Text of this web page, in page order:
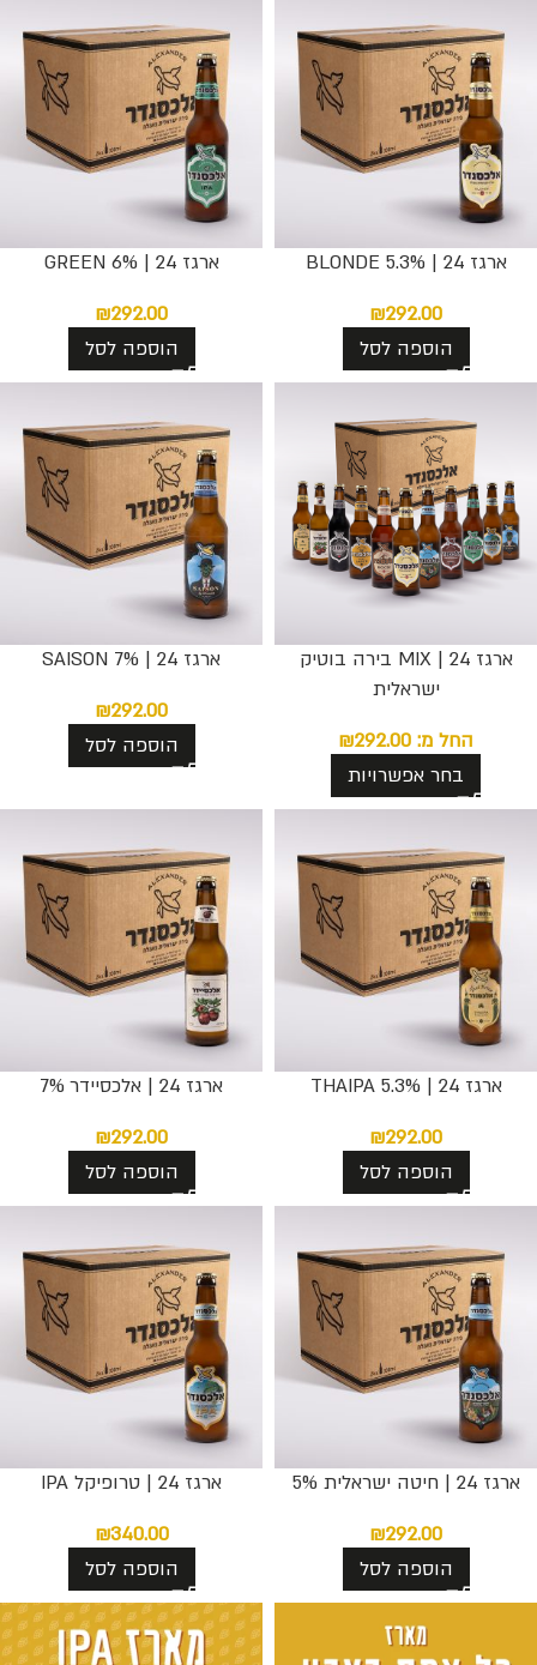
ארגז 24 | BLONDE 5.3%
₪292.00
הוספה לסל
ארגז 24 | GREEN 6%
₪292.00
הוספה לסל
ארגז 24 | MIX בירה בוטיק
ישראלית
החל מ:
₪292.00
בחר אפשרויות
ארגז 24 | SAISON 7%
₪292.00
הוספה לסל
ארגז 24 | THAIPA 5.3%
₪292.00
הוספה לסל
ארגז 24 | אלכסיידר 7%
₪292.00
הוספה לסל
ארגז 24 | חיטה ישראלית 5%
₪292.00
הוספה לסל
ארגז 24 | טרופיקל IPA
₪340.00
הוספה לסל